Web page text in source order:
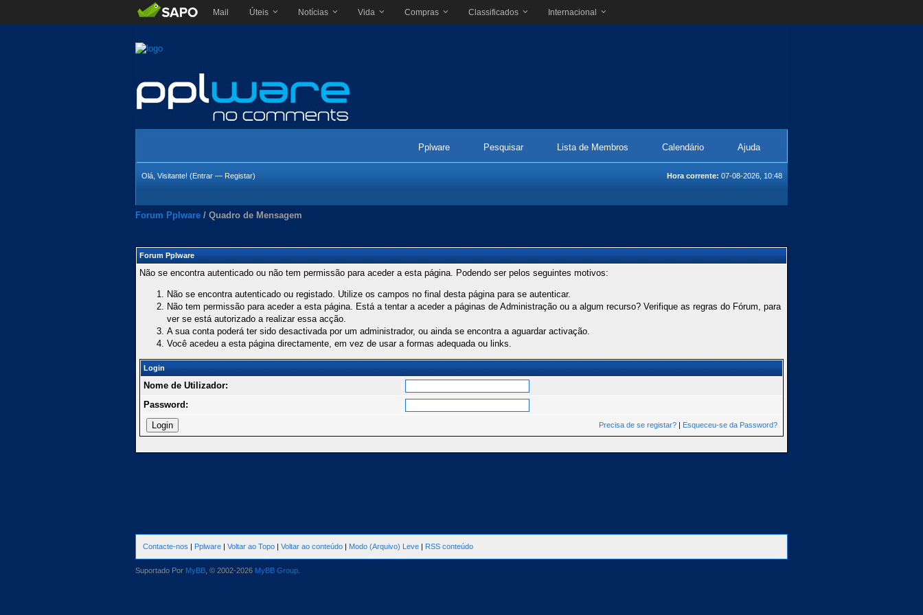
Mail Úteis Notícias Vida Compras Classificados Internacional
Pplware Pesquisar Lista de Membros Calendário Ajuda
Hora corrente: 07-08-2026, 10:48
Olá, Visitante! (Entrar — Registar)
Forum Pplware / Quadro de Mensagem
Forum Pplware
Não se encontra autenticado ou não tem permissão para aceder a esta página. Podendo ser pelos seguintes motivos:
Não se encontra autenticado ou registado. Utilize os campos no final desta página para se autenticar.
Não tem permissão para aceder a esta página. Está a tentar a aceder a páginas de Administração ou a algum recurso? Verifique as regras do Fórum, para
ver se está autorizado a realizar essa acção.
A sua conta poderá ter sido desactivada por um administrador, ou ainda se encontra a aguardar activação.
Você acedeu a esta página directamente, em vez de usar a formas adequada ou links.
Login
Nome de Utilizador:
Password:
Precisa de se registar? | Esqueceu-se da Password?
Contacte-nos | Pplware | Voltar ao Topo | Voltar ao conteúdo | Modo (Arquivo) Leve | RSS conteúdo
Suportado Por MyBB , © 2002-2026 MyBB Group